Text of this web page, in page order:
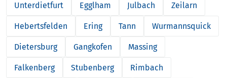
Unterdietfurt Egglham Julbach Zeilarn
Hebertsfelden Ering Tann Wurmannsquick
Dietersburg Gangkofen Massing
Falkenberg Stubenberg Rimbach